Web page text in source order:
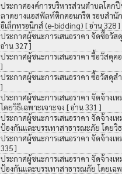
ประกาศองค์การบริหารส่วนตำบลโคกปี
ลาดยางแอสฟัลท์ติกคอนกรีต รอบสำนั
อิเล็กทรอนิกส์ (e-bidding) [ อ่าน 328 ]
ประกาศผู้ชนะการเสนอราคา จัดซื้อวัส
อ่าน 327 ]
ประกาศผู้ชนะการเสนอราคา ซื้อวัสดุค
]
ประกาศผู้ชนะการเสนอราคา ซื้อวัสดุส
]
ประกาศผู้ชนะการเสนอราคา จัดจ้าง
โดยวิธีเฉพาะเจาะจง [ อ่าน 331 ]
ประกาศผู้ชนะการเสนอราคา จัดจ้างเ
ป้องกันและบรรเทาสาธารณะภัย โดยวิธ
ประกาศผู้ชนะการเสนอราคา จัดจ้างเ
335 ]
ประกาศผู้ชนะการเสนอราคา จัดจ้างเ
ป้องกันและบรรเทาสาธารณภัย โดยเฉพ